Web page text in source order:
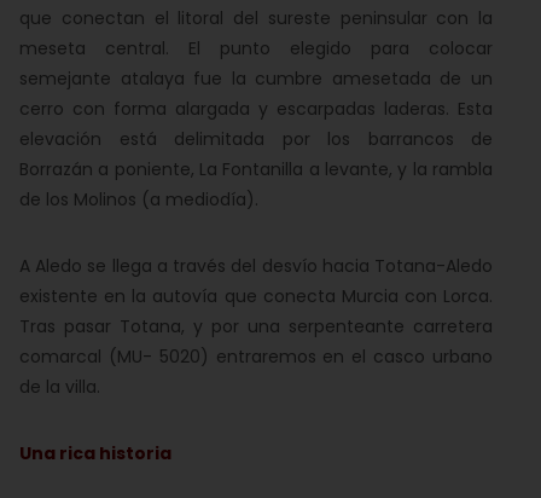
que conectan el litoral del sureste peninsular con la
meseta central. El punto elegido para colocar
semejante atalaya fue la cumbre amesetada de un
cerro con forma alargada y escarpadas laderas. Esta
elevación está delimitada por los barrancos de
Borrazán a poniente, La Fontanilla a levante, y la rambla
de los Molinos (a mediodía).
A Aledo se llega a través del desvío hacia Totana-Aledo
existente en la autovía que conecta Murcia con Lorca.
Tras pasar Totana, y por una serpenteante carretera
comarcal (MU- 5020) entraremos en el casco urbano
de la villa.
Una rica historia